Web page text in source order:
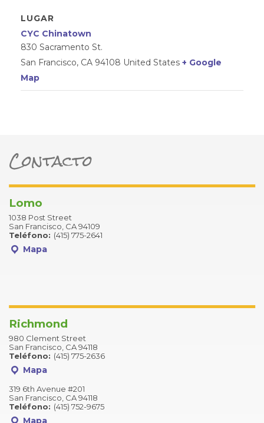
LUGAR
CYC Chinatown
830 Sacramento St.
San Francisco, CA 94108 United States + Google
Map
Contacto
Lomo
1038 Post Street
San Francisco, CA 94109
Teléfono: (415) 775-2641
Mapa
Richmond
980 Clement Street
San Francisco, CA 94118
Teléfono: (415) 775-2636
Mapa
319 6th Avenue #201
San Francisco, CA 94118
Teléfono: (415) 752-9675
Mapa